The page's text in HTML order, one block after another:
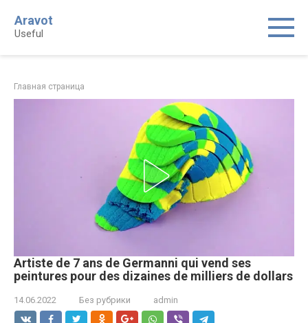
content
Aravot
Useful
Главная страница
Artiste de 7 ans de Germanni qui vend ses
peintures pour des dizaines de milliers de dollars
14.06.2022 Без рубрики admin